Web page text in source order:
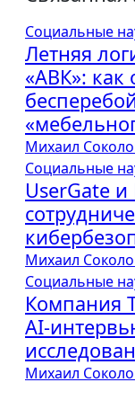
Социальные
Летняя
«АВК»: как
Михаил
Социальные
UserGate и
Михаил
Социальные
Компания
AI-
Михаил